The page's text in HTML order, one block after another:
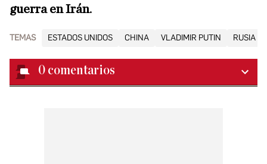
guerra en Irán.
TEMAS ESTADOS UNIDOS CHINA VLADIMIR PUTIN RUSIA
0 comentarios